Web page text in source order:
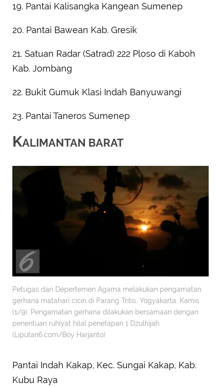
19. Pantai Kalisangka Kangean Sumenep
20. Pantai Bawean Kab. Gresik
21. Satuan Radar (Satrad) 222 Ploso di Kaboh
Kab. Jombang
22. Bukit Gumuk Klasi Indah Banyuwangi
23. Pantai Taneros Sumenep
KALIMANTAN BARAT
Petugas dari Depertemen Agama melakukan pengamatan
gerhana matahari cicin di Parang Tritis, Yogyakarta, Kamis
(1/9). Pengamatan gerhana dilakukan bersamaan dengan
penentuan ruhiyat hilal penetapan 1 Dzulhijah.
(Liputan6.com/Boy Harjanto)
Pantai Indah Kakap, Kec. Sungai Kakap, Kab.
Kubu Raya